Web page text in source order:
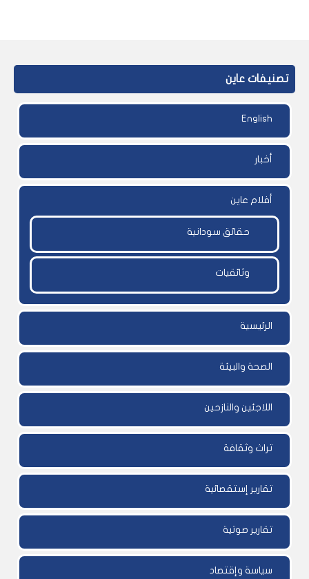
تصنيفات عاين
English
أخبار
أفلام عاين
حقائق سودانية
وثائقيات
الرئيسية
الصحة والبيئة
اللاجئين والنازحين
تراث وثقافة
تقارير إستقصائية
تقارير صوتية
سياسة وإقتصاد